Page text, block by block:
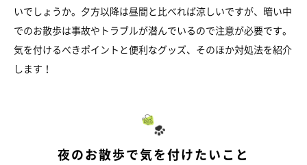
いでしょうか。夕方以降は昼間と比べれば涼しいですが、暗い中
でのお散歩は事故やトラブルが潜んでいるので注意が必要です。
気を付けるべきポイントと便利なグッズ、そのほか対処法を紹介
します！
夜のお散歩で気を付けたいこと